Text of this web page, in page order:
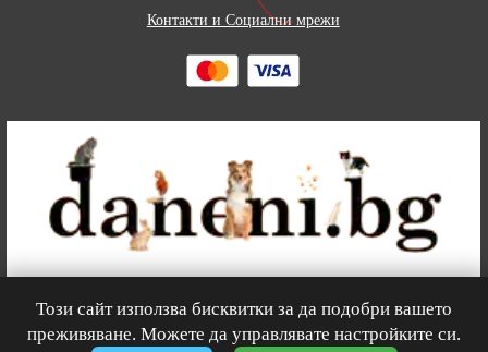
Контакти и Социални мрежи
Този сайт използва бисквитки за да подобри вашето
преживяване. Можете да управлявате настройките си.